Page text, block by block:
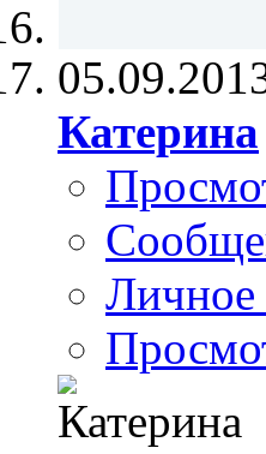
Катерина
Личное